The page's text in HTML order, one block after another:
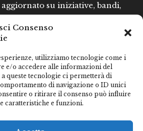
Consenso
utilizziamo tecnologie come i
e/o accedere alle informazioni del
queste tecnologie ci permetterà di
di navigazione o ID unici
o ritirare il consenso può influire
caratteristiche e funzioni.
aggiornato su iniziative, bandi,